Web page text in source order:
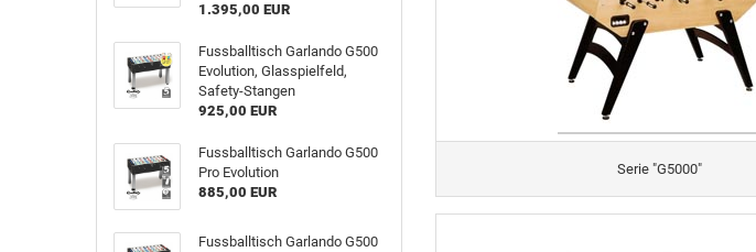
Serie "G5000"
1.395,00 EUR
Fuss­ball­tisch Gar­lan­do G500
Evo­lu­ti­on, Glas­spiel­feld,
Safety-​Stangen
925,00 EUR
Fuss­ball­tisch Gar­lan­do G500
Pro Evo­lu­ti­on
885,00 EUR
Fuss­ball­tisch Gar­lan­do G500